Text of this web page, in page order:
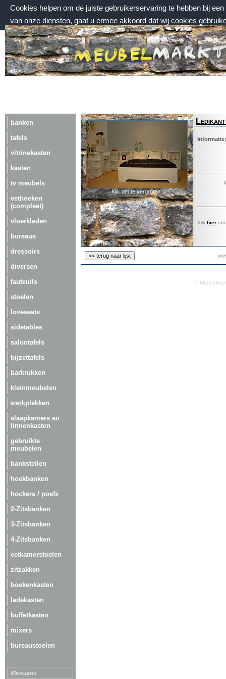
Cookies helpen om de juiste gebruikerservaring te hebben bij
van onze diensten, gaat u ermee akkoord dat wij cookies
zaterdag 8 augustus 2026, 13:39 uur
Welkom bij Meubelmarktplein.nl
banken
tafels
vitrinekasten
kasten
tv meubels
eethoeken
(compleet)
vloerkleden
bureaus
dressoirs
diversen
fauteuils
stoelen
loveseats
sidetables
salontafels
bijzettafels
barkrukken
kleinmeubelen
werkplekken
slaapkamers en
linnenkasten
gebruikte
meubelen
bankstellen
hoekbanken
hockers / poefs
2-Zitsbanken
3-Zitsbanken
4-Zitsbanken
eetkamerstoelen
zitzakken
boekenkasten
ladekasten
buffetkasten
mixers
bureaustoelen
Winkeliers
Klik om te vergroten.
Informatie:
Klik hier
©